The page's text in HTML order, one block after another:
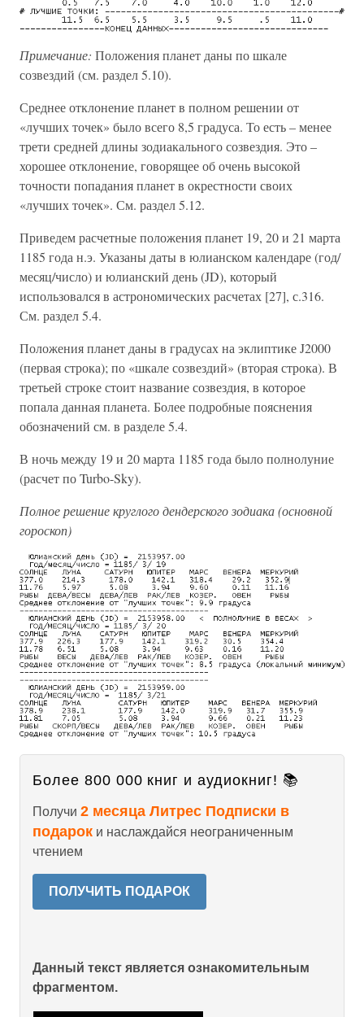
Примечание: Положения планет даны по шкале
созвездий (см. раздел 5.10).
Среднее отклонение планет в полном решении от
«лучших точек» было всего 8,5 градуса. То есть – менее
трети средней длины зодиакального созвездия. Это –
хорошее отклонение, говорящее об очень высокой
точности попадания планет в окрестности своих
«лучших точек». См. раздел 5.12.
Приведем расчетные положения планет 19, 20 и 21 марта
1185 года н.э. Указаны даты в юлианском календаре (год/
месяц/число) и юлианский день (JD), который
использовался в астрономических расчетах [27], с.316.
См. раздел 5.4.
Положения планет даны в градусах на эклиптике J2000
(первая строка); по «шкале созвездий» (вторая строка). В
третьей строке стоит название созвездия, в которое
попала данная планета. Более подробные пояснения
обозначений см. в разделе 5.4.
В ночь между 19 и 20 марта 1185 года было полнолуние
(расчет по Turbo-Sky).
Полное решение круглого дендерского зодиака (основной
гороскоп)
Более 800 000 книг и аудиокниг! 📚
Получи 2 месяца Литрес Подписки в
подарок и наслаждайся неограниченным
чтением
ПОЛУЧИТЬ ПОДАРОК
Данный текст является ознакомительным
фрагментом.